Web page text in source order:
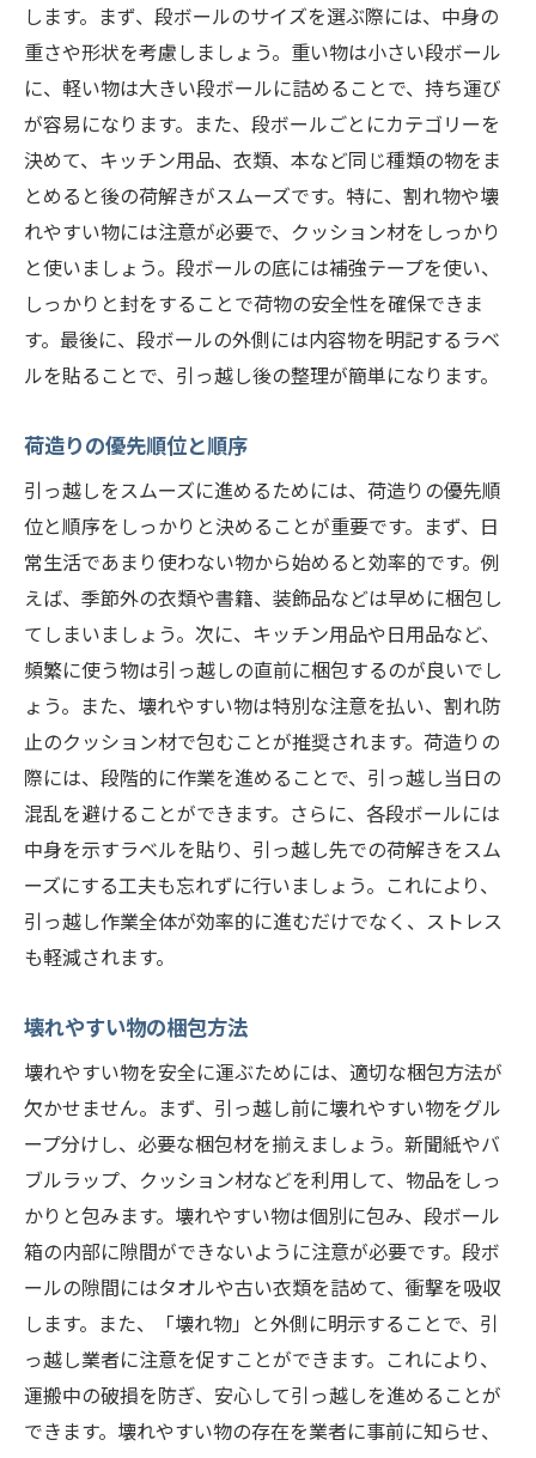
します。まず、段ボールのサイズを選ぶ際には、中身の
重さや形状を考慮しましょう。重い物は小さい段ボール
に、軽い物は大きい段ボールに詰めることで、持ち運び
が容易になります。また、段ボールごとにカテゴリーを
決めて、キッチン用品、衣類、本など同じ種類の物をま
とめると後の荷解きがスムーズです。特に、割れ物や壊
れやすい物には注意が必要で、クッション材をしっかり
と使いましょう。段ボールの底には補強テープを使い、
しっかりと封をすることで荷物の安全性を確保できま
す。最後に、段ボールの外側には内容物を明記するラベ
ルを貼ることで、引っ越し後の整理が簡単になります。
荷造りの優先順位と順序
引っ越しをスムーズに進めるためには、荷造りの優先順
位と順序をしっかりと決めることが重要です。まず、日
常生活であまり使わない物から始めると効率的です。例
えば、季節外の衣類や書籍、装飾品などは早めに梱包し
てしまいましょう。次に、キッチン用品や日用品など、
頻繁に使う物は引っ越しの直前に梱包するのが良いでし
ょう。また、壊れやすい物は特別な注意を払い、割れ防
止のクッション材で包むことが推奨されます。荷造りの
際には、段階的に作業を進めることで、引っ越し当日の
混乱を避けることができます。さらに、各段ボールには
中身を示すラベルを貼り、引っ越し先での荷解きをスム
ーズにする工夫も忘れずに行いましょう。これにより、
引っ越し作業全体が効率的に進むだけでなく、ストレス
も軽減されます。
壊れやすい物の梱包方法
壊れやすい物を安全に運ぶためには、適切な梱包方法が
欠かせません。まず、引っ越し前に壊れやすい物をグル
ープ分けし、必要な梱包材を揃えましょう。新聞紙やバ
ブルラップ、クッション材などを利用して、物品をしっ
かりと包みます。壊れやすい物は個別に包み、段ボール
箱の内部に隙間ができないように注意が必要です。段ボ
ールの隙間にはタオルや古い衣類を詰めて、衝撃を吸収
します。また、「壊れ物」と外側に明示することで、引
っ越し業者に注意を促すことができます。これにより、
運搬中の破損を防ぎ、安心して引っ越しを進めることが
できます。壊れやすい物の存在を業者に事前に知らせ、